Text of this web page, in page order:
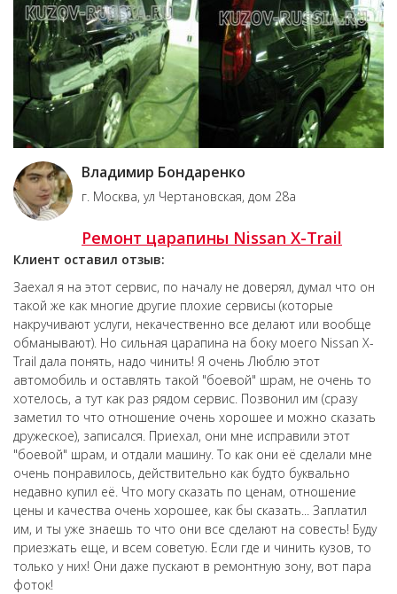
Владимир Бондаренко
г. Москва, ул Чертановская, дом 28а
Ремонт царапины Nissan X-Trail
Клиент оставил отзыв:
Заехал я на этот сервис, по началу не доверял, думал что он
такой же как многие другие плохие сервисы (которые
накручивают услуги, некачественно все делают или вообще
обманывают). Но сильная царапина на боку моего Nissan X-
Trail дала понять, надо чинить! Я очень Люблю этот
автомобиль и оставлять такой "боевой" шрам, не очень то
хотелось, а тут как раз рядом сервис. Позвонил им (сразу
заметил то что отношение очень хорошее и можно сказать
дружеское), записался. Приехал, они мне исправили этот
"боевой" шрам, и отдали машину. То как они её сделали мне
очень понравилось, действительно как будто буквально
недавно купил её. Что могу сказать по ценам, отношение
цены и качества очень хорошее, как бы сказать... Заплатил
им, и ты уже знаешь то что они все сделают на совесть! Буду
приезжать еще, и всем советую. Если где и чинить кузов, то
только у них! Они даже пускают в ремонтную зону, вот пара
фоток!